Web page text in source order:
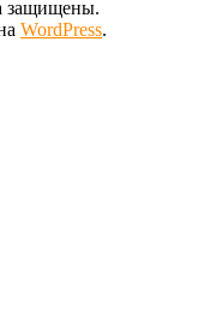
защищены.
WordPress.